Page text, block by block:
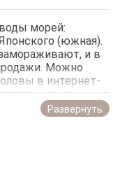
морей:
(южная).
и в
Можно
в интернет-
по низким
Неплохо ее
жарки,
после
этой рыбы свой
Развернуть